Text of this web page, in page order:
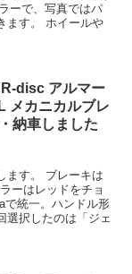
ーで、写真ではパ
ます。 ホイールや
disc アルマー
メカニカルブレ
納車しました
ます。 ブレーキは
ーはレッドをチョ
で統一。ハンドル形
選択したのは「ジェ